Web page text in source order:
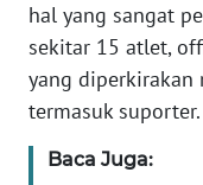
hal yang sangat
sekitar 15 atlet,
yang diperkirakan
termasuk suporter.
Baca Juga:
WN
SUMSEL
BENGKULU